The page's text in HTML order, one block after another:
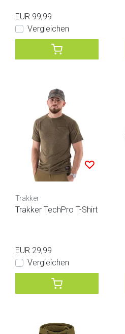
EUR 99,99
Vergleichen
Trakker
Trakker TechPro T-Shirt
EUR 29,99
Vergleichen